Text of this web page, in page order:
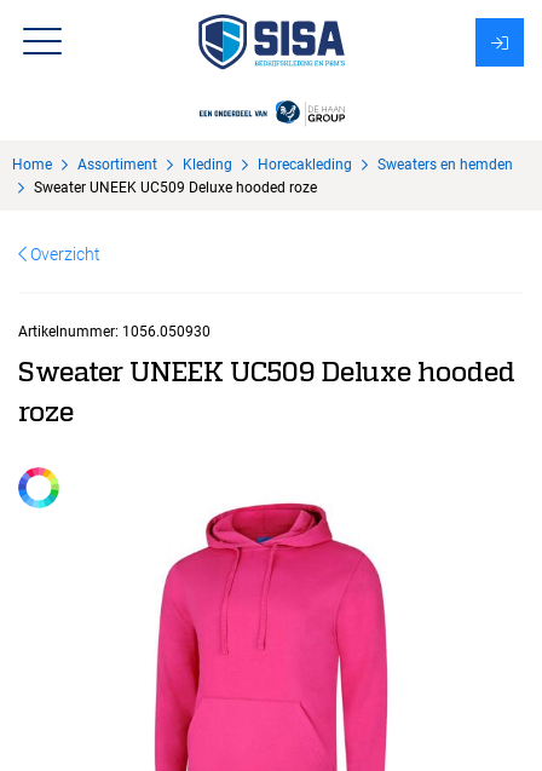
Over Sisa
Home Assortiment Kleding Horecakleding
Sweaters en hemden
Sweater UNEEK UC509 Deluxe hooded roze
Overzicht
Artikelnummer: 1056.050930
Sweater UNEEK UC509 Deluxe hooded
roze